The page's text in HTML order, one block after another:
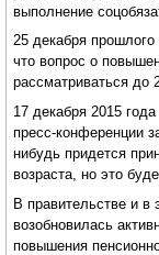
выполнение
25 декабря
что вопрос о
рассматриваться до
17 декабря 2015
пресс-конференции
нибудь придется
возраста, но это
В правительстве и в
возобновилась
повышения